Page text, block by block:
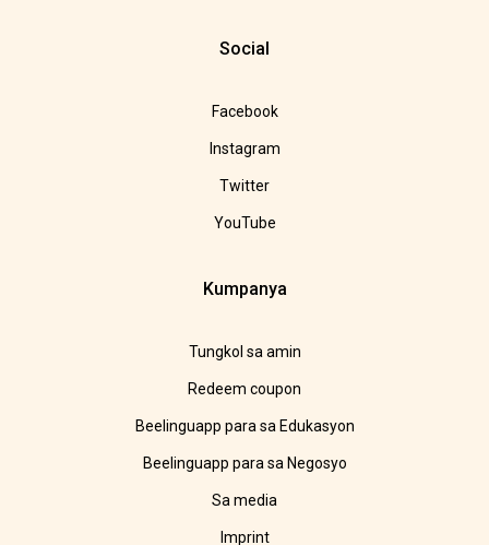
Social
Facebook
Instagram
Twitter
YouTube
Kumpanya
Tungkol sa amin
Redeem coupon
Beelinguapp para sa Edukasyon
Beelinguapp para sa Negosyo
Sa media
Imprint